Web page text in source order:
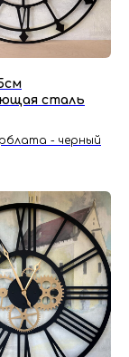
сталь
- черный